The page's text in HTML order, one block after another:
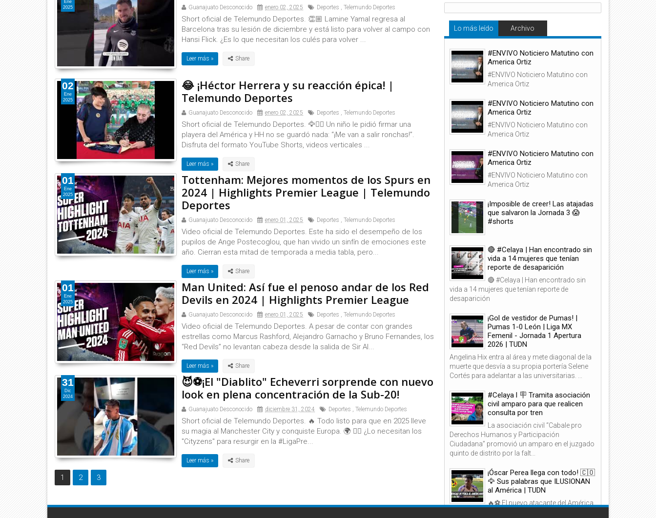
Guanajuato Desconocido enero 02, 2025 Deportes , Telemundo Deportes
Short oficial de Telemundo Deportes. 👏🏼 Lamine Yamal regresa al
Barcelona tras su lesión de diciembre y está listo para volver al campo con
Hansi Flick. ¿Es lo que necesitan los culés para volver ...
Leer más »
Ene
2025
😂 ¡Héctor Herrera y su reacción épica! |
Telemundo Deportes
Guanajuato Desconocido enero 02, 2025 Deportes , Telemundo Deportes
Short oficial de Telemundo Deportes. 🦅✍🏼 Un niño le pidió firmar una
playera del América y HH no se guardó nada: “¡Me van a salir ronchas!”.
Disfruta del formato YouTube Shorts, videos verticales ...
Leer más »
02
Ene
2025
Tottenham: Mejores momentos de los Spurs en
2024 | Highlights Premier League | Telemundo
Deportes
Guanajuato Desconocido enero 01, 2025 Deportes , Telemundo Deportes
Video oficial de Telemundo Deportes. Este ha sido el desempeño de los
pupilos de Ange Postecoglou, que han vivido un sinfín de emociones este
año. Cierran esta mitad de temporada a media tabla, pero...
Leer más »
01
Ene
2025
Man United: Así fue el penoso andar de los Red
Devils en 2024 | Highlights Premier League
Guanajuato Desconocido enero 01, 2025 Deportes , Telemundo Deportes
Video oficial de Telemundo Deportes. A pesar de contar con grandes
estrellas como Marcus Rashford, Alejandro Garnacho y Bruno Fernandes, los
“Red Devils” no levantan cabeza desde la salida de Sir Al...
Leer más »
01
Ene
2025
😈⚽¡El "Diablito" Echeverri sorprende con nuevo
look en plena concentración de la Sub-20!
Guanajuato Desconocido diciembre 31, 2024 Deportes , Telemundo Deportes
Short oficial de Telemundo Deportes. 🔥 Todo listo para que en 2025 lleve
su magia al Manchester City y conquiste Europa. 🌍 💇‍♂️ ¿Lo necesitan los
"Cityzens" para resurgir en la #LigaPre...
Leer más »
31
Dic
2024
1 2 3
Lo más leído Archivo
#ENVIVO Noticiero Matutino con
America Ortiz
#ENVIVO Noticiero Matutino con
America Ortiz
#ENVIVO Noticiero Matutino con
America Ortiz
#ENVIVO Noticiero Matutino con
America Ortiz
#ENVIVO Noticiero Matutino con
America Ortiz
#ENVIVO Noticiero Matutino con
America Ortiz
¡Imposible de creer! Las atajadas
que salvaron la Jornada 3 😱
#shorts
🔴 #Celaya | Han encontrado sin
vida a 14 mujeres que tenían
reporte de desaparición
🔴 #Celaya | Han encontrado sin
vida a 14 mujeres que tenían reporte de
desaparición
¡Gol de vestidor de Pumas! |
Pumas 1-0 León | Liga MX
Femenil - Jornada 1 Apertura
2026 | TUDN
Angelina Hix entra al área y mete diagonal de la
muerte que desvía a su propia portería Selene
Cortés para adelantar a las universitarias. ...
#Celaya l 🪧 Tramita asociación
civil amparo para que realicen
consulta por tren
La asociación civil “Cabale pro
Derechos Humanos y Participación
Ciudadana” promovió un amparo en el juzgado
quinto de distrito por la falt...
¡Óscar Perea llega con todo! 🇨🇴
🦅 Sus palabras que ILUSIONAN
al América | TUDN
🔥⚽ El nuevo atacante del América